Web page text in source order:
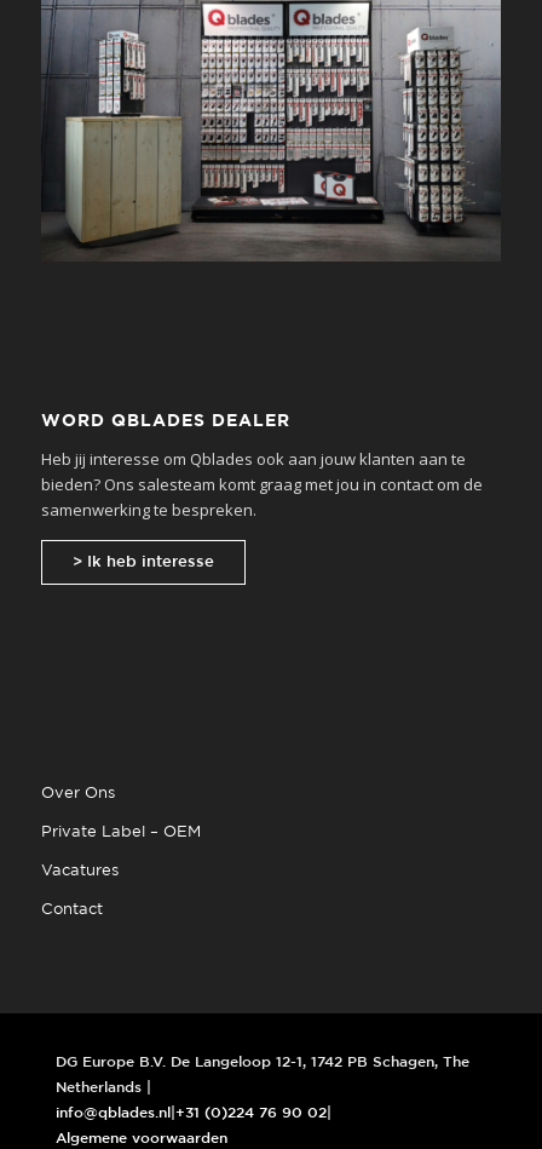
WORD QBLADES DEALER
Heb jij interesse om Qblades ook aan jouw klanten aan te
bieden? Ons salesteam komt graag met jou in contact om de
samenwerking te bespreken.
> Ik heb interesse
Over Ons
Private Label – OEM
Vacatures
Contact
DG Europe B.V. De Langeloop 12-1, 1742 PB Schagen, The
Netherlands |
info@qblades.nl
|+31 (0)224 76 90 02
Algemene voorwaarden